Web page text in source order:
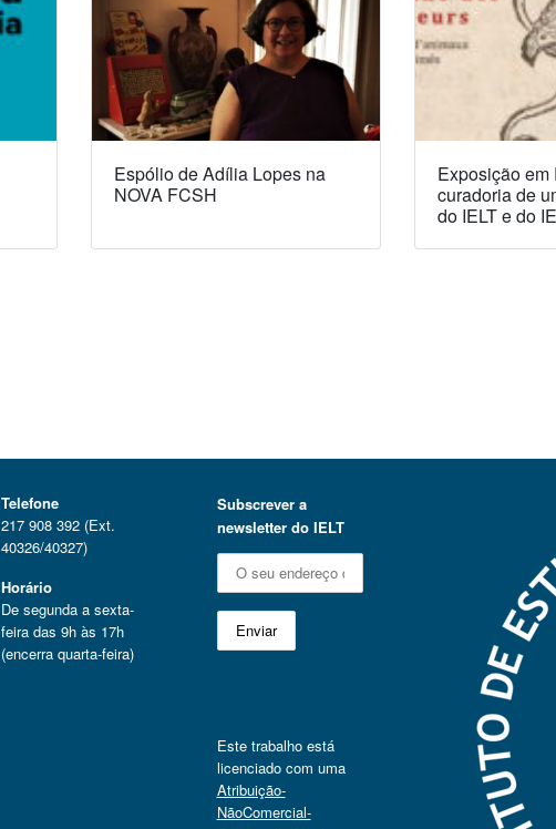
Espólio de Adília Lopes na
NOVA FCSH
Exposição em
curadoria de
do IELT e do
Telefone
217 908 392 (Ext.
40326/40327)
Horário
De segunda a sexta-
feira das 9h às 17h
(encerra quarta-feira)
Subscrever a
newsletter do IELT
Este trabalho está
licenciado com uma
Atribuição-
NãoComercial-